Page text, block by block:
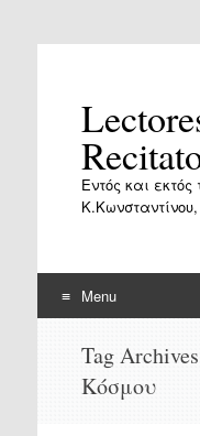
Εντός και
Menu
content
Tag
Κόσμου